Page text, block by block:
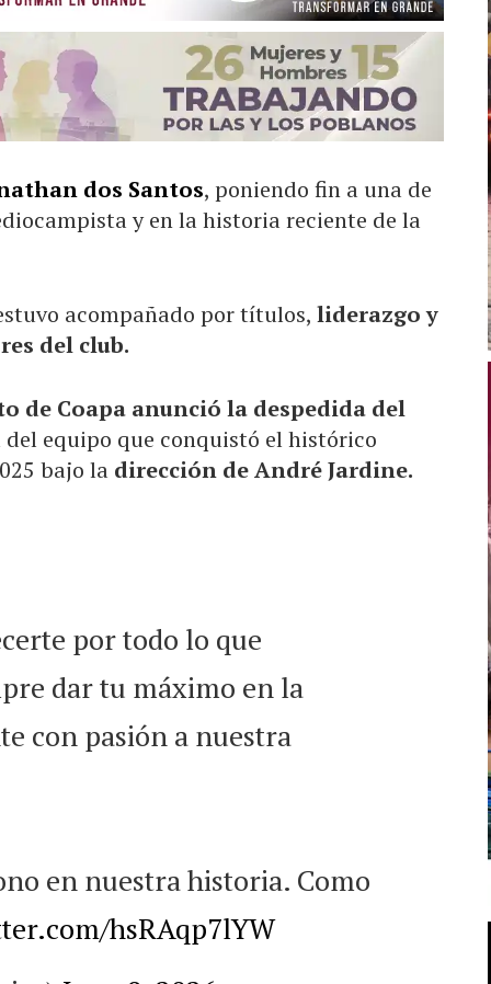
dos Santos, poniendo fin a una de
y en la historia reciente de la
acompañado por títulos, liderazgo y
del club.
de Coapa anunció la despedida del
equipo que conquistó el histórico
bajo la dirección de André Jardine.
por todo lo que
dar tu máximo en la
con pasión a nuestra
en nuestra historia. Como
hsRAqp7lYW